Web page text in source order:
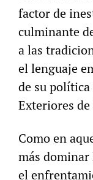
factor de
culminante
a las
el lenguaje
de su
Exteriores
Como en
más dominar
el